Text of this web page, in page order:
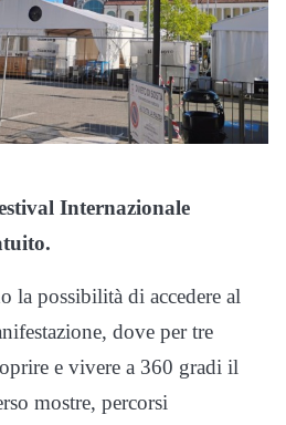
Internazionale
la possibilità di accedere al
dove per tre
e vivere a 360 gradi il
mostre, percorsi